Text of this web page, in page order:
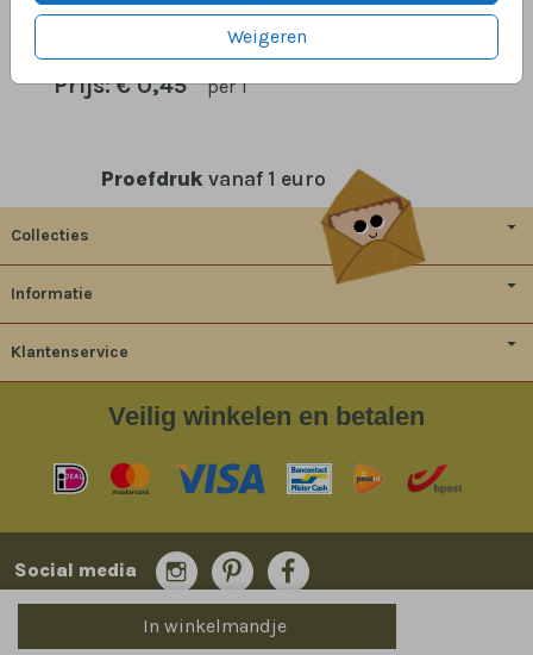
Weigeren
In winkelmandje
zwart (recycled) 12 x 18
Prijs:€ 0,45 per 1
Proefdruk vanaf 1 euro
Collecties
Informatie
Klantenservice
Veilig winkelen en betalen
Social media
© 2014-2026 Bladergoud